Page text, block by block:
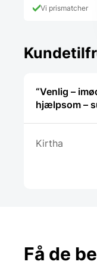
Vi prismatcher
“Venlig –
Kirtha
Få de